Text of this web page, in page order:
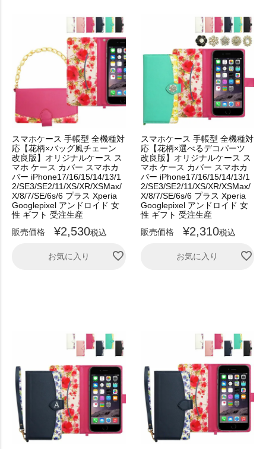
スマホケース 手帳型 全機種対
応【花柄×バッグ風チェーン
改良版】オリジナルケース ス
マホ ケース カバー スマホカ
バー iPhone17/16/15/14/13/1
2/SE3/SE2/11/XS/XR/XSMax/
X/8/7/SE/6s/6 プラス Xperia
Googlepixel アンドロイド 女
性 ギフト 受注生産
販売価格
¥2,530税込
お気に入り
スマホケース 手帳型 全機種対
応【花柄×選べるデコパーツ
改良版】オリジナルケース ス
マホ ケース カバー スマホカ
バー iPhone17/16/15/14/13/1
2/SE3/SE2/11/XS/XR/XSMax/
X/8/7/SE/6s/6 プラス Xperia
Googlepixel アンドロイド 女
性 ギフト 受注生産
販売価格
¥2,310税込
お気に入り